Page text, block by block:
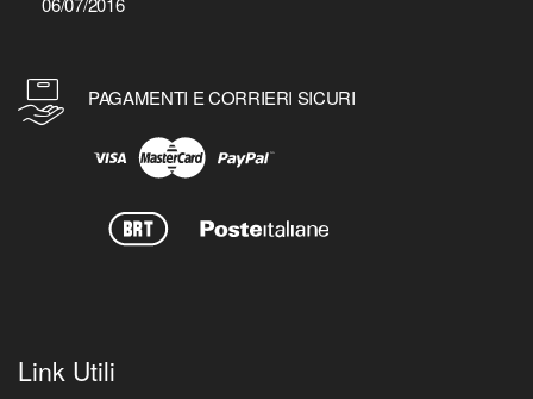
PAGAMENTI E CORRIERI SICURI
Link Utili